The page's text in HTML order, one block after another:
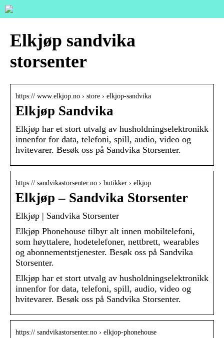
Elkjøp sandvika
storsenter
https:// www.elkjop.no › store › elkjop-sandvika
Elkjøp Sandvika
Elkjøp har et stort utvalg av husholdningselektronikk
innenfor for data, telefoni, spill, audio, video og
hvitevarer. Besøk oss på Sandvika Storsenter.
https:// sandvikastorsenter.no › butikker › elkjop
Elkjøp – Sandvika Storsenter
Elkjøp | Sandvika Storsenter
Elkjøp Phonehouse tilbyr alt innen mobiltelefoni,
som høyttalere, hodetelefoner, nettbrett, wearables
og abonnementstjenester. Besøk oss på Sandvika
Storsenter.
Elkjøp har et stort utvalg av husholdningselektronikk
innenfor for data, telefoni, spill, audio, video og
hvitevarer. Besøk oss på Sandvika Storsenter.
https:// sandvikastorsenter.no › elkjop-phonehouse